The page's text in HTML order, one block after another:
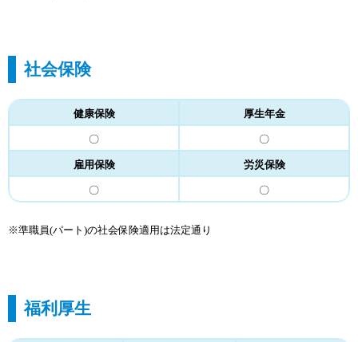
社会保険
健康保険 厚生年金
〇 〇
雇用保険 労災保険
〇 〇
※準職員(パート)の社会保険適用は法定通り
福利厚生